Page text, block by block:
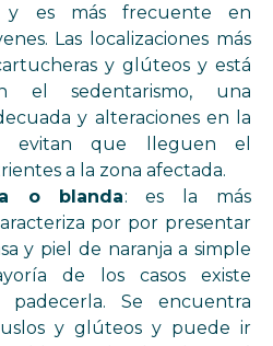
y es más frecuente en
Las localizaciones más
y glúteos y está
el sedentarismo, una
y alteraciones en la
evitan que lleguen el
a la zona afectada.
o blanda: es la más
por por presentar
y piel de naranja a simple
de los casos existe
padecerla. Se encuentra
y glúteos y puede ir